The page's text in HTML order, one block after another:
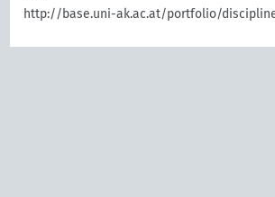
http://base.uni-ak.ac.at/portfolio/